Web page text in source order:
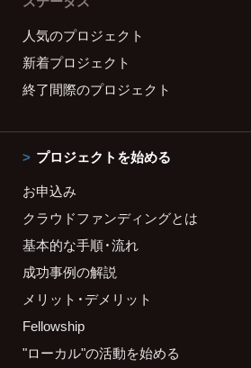
人気のプロジェクト
新着プロジェクト
終了間際のプロジェクト
プロジェクトを始める
お申込み
クラウドファンディングとは
基本的な手順・流れ
成功事例の解説
メリット・デメリット
Fellowship
"ローカル"の活動を始める